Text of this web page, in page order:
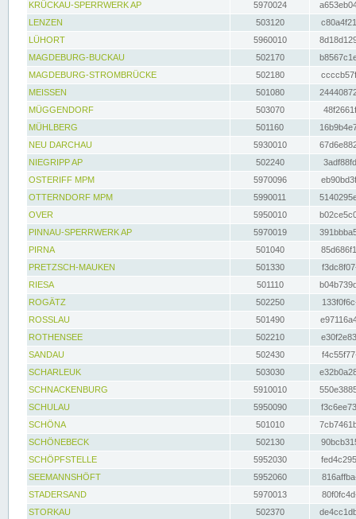
KRÜCKAU-SPERRWERK AP
5970024
LENZEN
503120
LÜHORT
5960010
MAGDEBURG-BUCKAU
502170
MAGDEBURG-STROMBRÜCKE
502180
MEISSEN
501080
MÜGGENDORF
503070
MÜHLBERG
501160
NEU DARCHAU
5930010
NIEGRIPP AP
502240
OSTERIFF MPM
5970096
OTTERNDORF MPM
5990011
OVER
5950010
PINNAU-SPERRWERK AP
5970019
PIRNA
501040
PRETZSCH-MAUKEN
501330
RIESA
501110
ROGÄTZ
502250
ROSSLAU
501490
ROTHENSEE
502210
SANDAU
502430
SCHARLEUK
503030
SCHNACKENBURG
5910010
SCHULAU
5950090
SCHÖNA
501010
SCHÖNEBECK
502130
SCHÖPFSTELLE
5952030
SEEMANNSHÖFT
5952060
STADERSAND
5970013
STORKAU
502370